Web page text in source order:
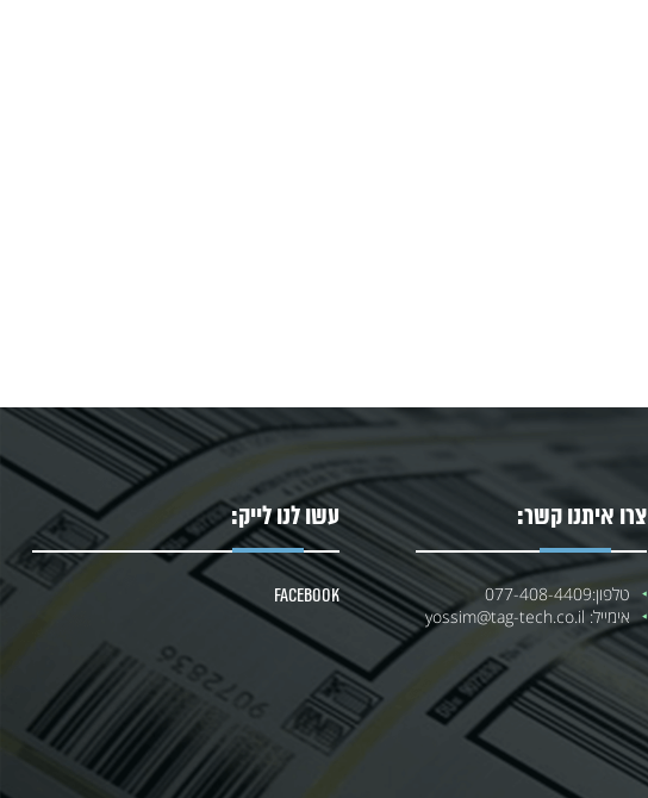
צרו איתנו קשר:
טלפון:077-408-4409
אימייל: yossim@tag-tech.co.il
עשו לנו לייק:
Facebook